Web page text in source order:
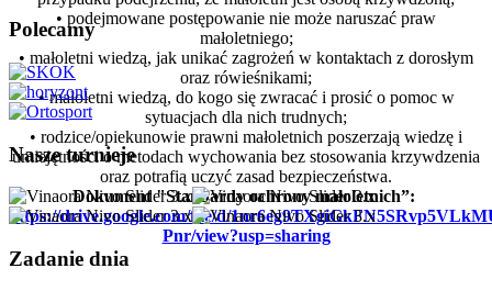
• podejmowane postępowanie nie może naruszać praw
małoletniego;
• małoletni wiedzą, jak unikać zagrożeń w kontaktach z dorosłym
oraz rówieśnikami;
• małoletni wiedzą, do kogo się zwracać i prosić o pomoc w
sytuacjach dla nich trudnych;
• rodzice/opiekunowie prawni małoletnich poszerzają wiedzę i
umiejętności o metodach wychowania bez stosowania krzywdzenia
oraz potrafią uczyć zasad bezpieczeństwa.
Dokument "Standardy ochrony małoletnich”:
https://drive.google.com/file/d/
Pnr/view?usp=sharing
Polecamy
Nasze turnieje
Zadanie dnia